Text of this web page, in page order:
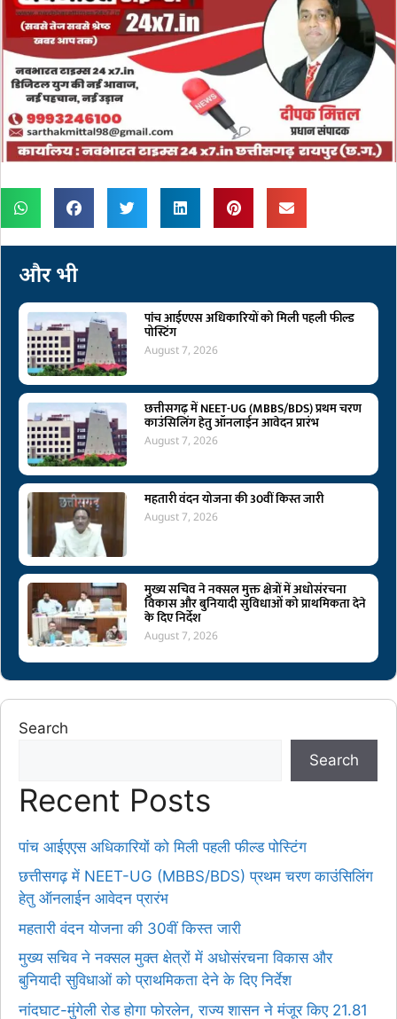
और भी
पांच आईएएस अधिकारियों को मिली पहली फील्ड
पोस्टिंग
August 7, 2026
छत्तीसगढ़ में NEET-UG (MBBS/BDS) प्रथम चरण
काउंसिलिंग हेतु ऑनलाईन आवेदन प्रारंभ
August 7, 2026
महतारी वंदन योजना की 30वीं किस्त जारी
August 7, 2026
मुख्य सचिव ने नक्सल मुक्त क्षेत्रों में अधोसंरचना
विकास और बुनियादी सुविधाओं को प्राथमिकता देने
के दिए निर्देश
August 7, 2026
Search
Search
Recent Posts
पांच आईएएस अधिकारियों को मिली पहली फील्ड पोस्टिंग
छत्तीसगढ़ में NEET-UG (MBBS/BDS) प्रथम चरण काउंसिलिंग
हेतु ऑनलाईन आवेदन प्रारंभ
महतारी वंदन योजना की 30वीं किस्त जारी
मुख्य सचिव ने नक्सल मुक्त क्षेत्रों में अधोसंरचना विकास और
बुनियादी सुविधाओं को प्राथमिकता देने के दिए निर्देश
नांदघाट-मुंगेली रोड होगा फोरलेन, राज्य शासन ने मंजूर किए 21.81